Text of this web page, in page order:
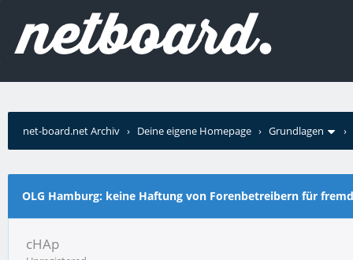
net-board.net Archiv › Deine eigene Homepage › Grundlagen ›
OLG Hamburg: keine Haftung von Forenbetreibern für
cHAp